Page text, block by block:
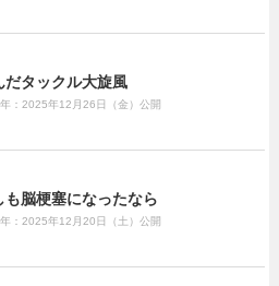
だタックル大旋風
：2025年12月26日（金）公開
も脳梗塞になったなら
：2025年12月20日（土）公開